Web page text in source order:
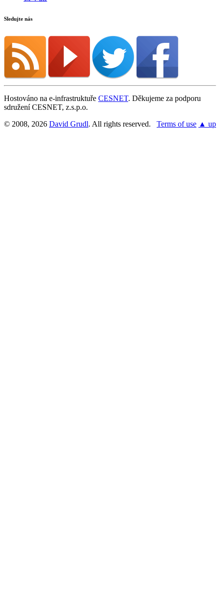
Sledujte nás
Hostováno na e-infrastruktuře CESNET. Děkujeme za podporu
sdružení CESNET, z.s.p.o.
© 2008, 2026 David Grudl. All rights reserved. Terms of use ▲ up